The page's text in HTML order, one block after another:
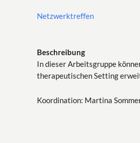
Netzwerktreffen
Beschreibung
In dieser Arbeitsgruppe
therapeutischen Setting
Koordination: Martina